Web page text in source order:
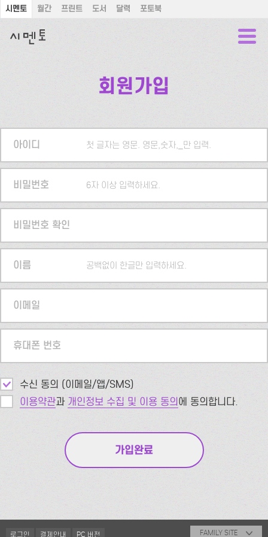
시멘토 월간 프린트 도서 달력 포토북
회원가입
아이디 첫 글자는 영문. 영문,숫자,_만 입력.
비밀번호 6자 이상 입력하세요.
비밀번호 확인
이름 공백없이 한글만 입력하세요.
이메일
휴대폰 번호
수신 동의 (이메일/앱/SMS)
이용약관과 개인정보 수집 및 이용 동의에 동의합니다.
로그인 결제안내 PC 버전 FAMILY SITE